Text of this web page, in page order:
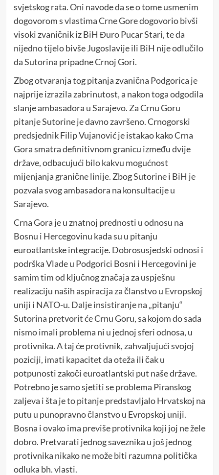
svjetskog rata. Oni navode da se o tome usmenim
dogovorom s vlastima Crne Gore dogovorio bivši
visoki zvaničnik iz BiH Đuro Pucar Stari, te da
nijedno tijelo bivše Jugoslavije ili BiH nije odlučilo
da Sutorina pripadne Crnoj Gori.
Zbog otvaranja tog pitanja zvanična Podgorica je
najprije izrazila zabrinutost, a nakon toga odgodila
slanje ambasadora u Sarajevo. Za Crnu Goru
pitanje Sutorine je davno završeno. Crnogorski
predsjednik Filip Vujanović je istakao kako Crna
Gora smatra definitivnom granicu između dvije
države, odbacujući bilo kakvu mogućnost
mijenjanja granične linije. Zbog Sutorine i BiH je
pozvala svog ambasadora na konsultacije u
Sarajevo.
Crna Gora je u znatnoj prednosti u odnosu na
Bosnu i Hercegovinu kada su u pitanju
euroatlantske integracije. Dobrosusjedski odnosi i
podrška Vlade u Podgorici Bosni i Hercegovini je
samim tim od ključnog značaja za uspješnu
realizaciju naših aspiracija za članstvo u Evropskoj
uniji i NATO-u. Dalje insistiranje na „pitanju“
Sutorina pretvorit će Crnu Goru, sa kojom do sada
nismo imali problema ni u jednoj sferi odnosa, u
protivnika. A taj će protivnik, zahvaljujući svojoj
poziciji, imati kapacitet da oteža ili čak u
potpunosti zakoči euroatlantski put naše države.
Potrebno je samo sjetiti se problema Piranskog
zaljeva i šta je to pitanje predstavljalo Hrvatskoj na
putu u punopravno članstvo u Evropskoj uniji.
Bosna i ovako ima previše protivnika koji joj ne žele
dobro. Pretvarati jednog saveznika u još jednog
protivnika nikako ne može biti razumna politička
odluka bh. vlasti.